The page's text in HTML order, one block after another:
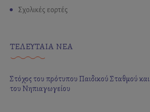
Σχολικές εορτές
ΤΕΛΕΥΤΑΙΑ ΝΕΑ
Στόχος του πρότυπου Παιδικού Σταθμού και
του Νηπιαγωγείου